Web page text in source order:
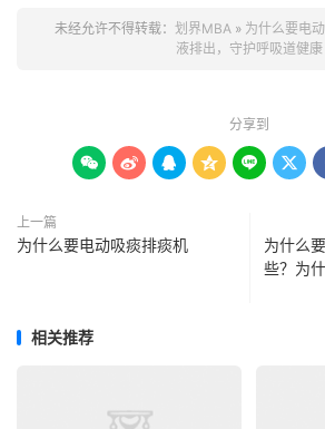
未经允许不得转载： 划界MBA» 为什么要电
液排出，守护呼吸道健康
分享到
     
上一篇
为什么要电动吸痰排痰机
为什么
些？为
相关推荐